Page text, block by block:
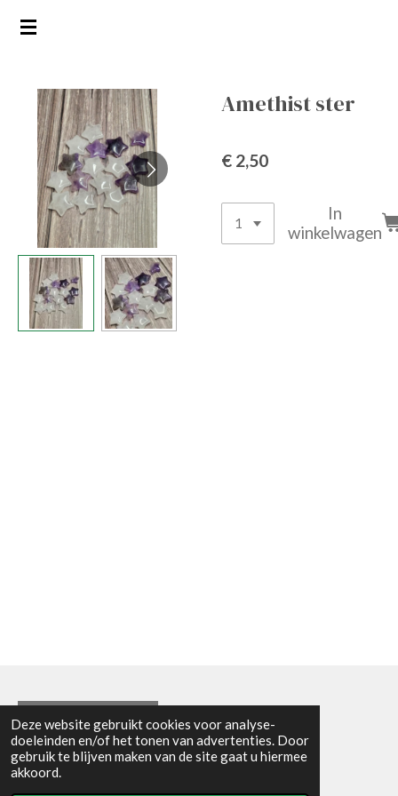
Deze website gebruikt cookies voor analyse-
doeleinden en/of het tonen van advertenties. Door
gebruik te blijven maken van de site gaat u hiermee
akkoord.
Ga
hoofdinhoud
Amethist ster
€ 2,50
In
winkelwagen
Algemene voorwaarden
© 2021 - RC en mineralenshop Het vlinderpad
Powered by